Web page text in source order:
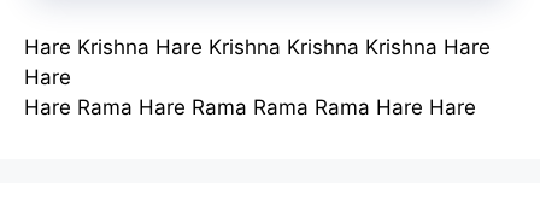
Hare Krishna Hare Krishna Krishna Krishna Hare
Hare
Hare Rama Hare Rama Rama Rama Hare Hare